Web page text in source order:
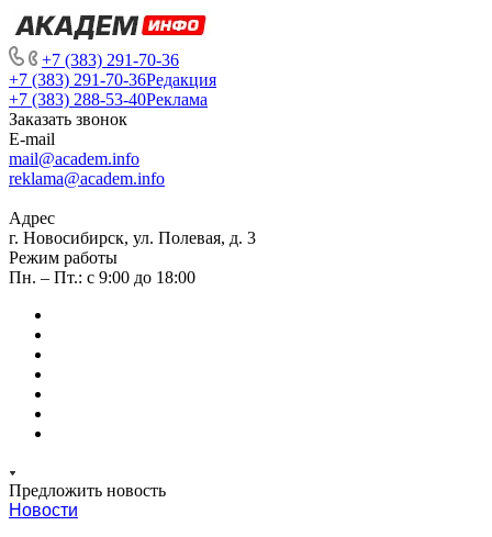
+7 (383) 291-70-36
+7 (383) 291-70-36Редакция
+7 (383) 288-53-40Реклама
Заказать звонок
E-mail
mail@academ.info
reklama@academ.info
Адрес
г. Новосибирск, ул. Полевая, д. 3
Режим работы
Пн. – Пт.: с 9:00 до 18:00
Предложить новость
Новости